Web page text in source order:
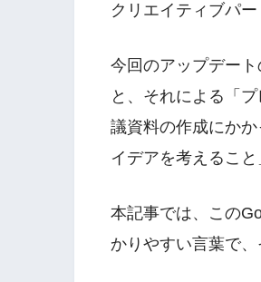
クリエイティブパ
今回のアップデー
と、それによる「
議資料の作成にか
イデアを考えること
本記事では、この
かりやすい言葉で